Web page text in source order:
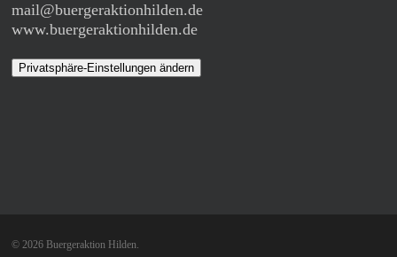
mail@buergeraktionhilden.de
www.buergeraktionhilden.de
Privatsphäre-Einstellungen ändern
© 2026 Buergeraktion Hilden.